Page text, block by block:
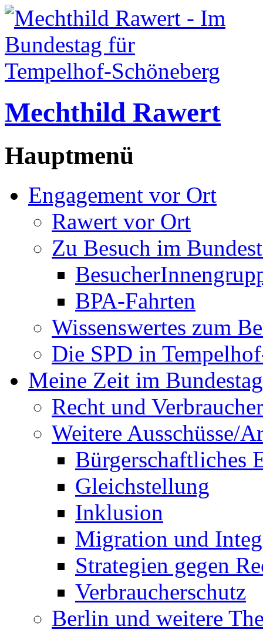
Mechthild Rawert
Hauptmenü
Engagement vor Ort
Rawert vor Ort
Zu Besuch im
BPA-Fahrten
Wissenswertes zum
Die SPD in
Meine Zeit im Bundestag
Recht und
Weitere Ausschüsse/
Bürgerschaftliches
Gleichstellung
Inklusion
Migration und
Strategien gegen
Verbraucherschutz
Berlin und weitere